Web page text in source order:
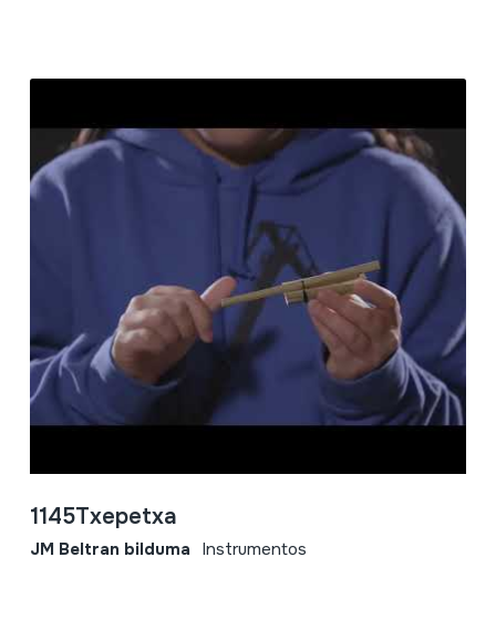
1145Txepetxa
JM Beltran bilduma Instrumentos